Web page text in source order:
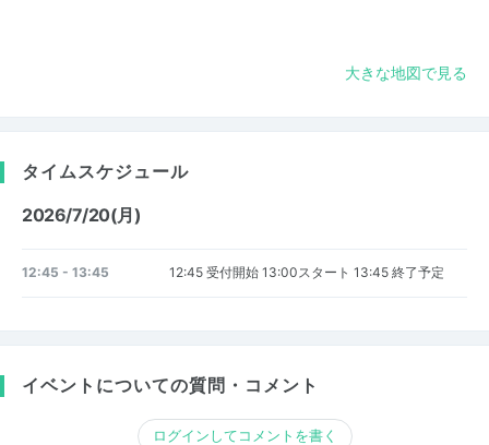
大きな地図で見る
タイムスケジュール
2026/7/20(月)
12:45 - 13:45 12:45 受付開始 13:00スタート 13:45 終了予定
イベントについての質問・コメント
ログインしてコメントを書く